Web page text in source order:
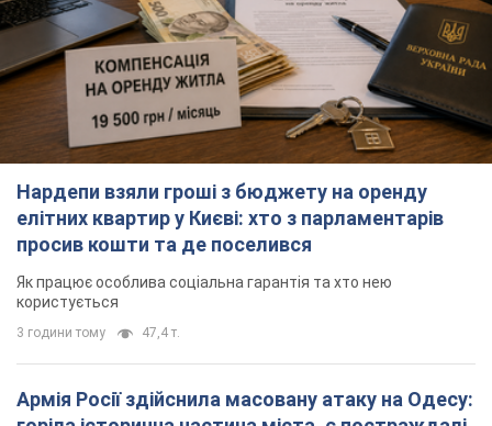
TOP NEWS
Нардепи взяли гроші з бюджету на оренду
елітних квартир у Києві: хто з парламентарів